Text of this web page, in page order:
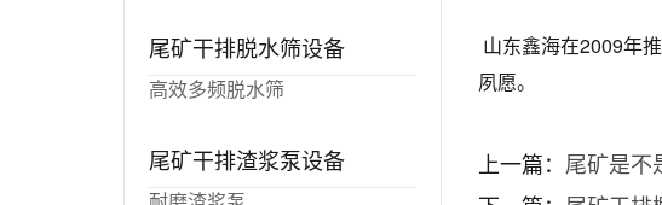
山东鑫海在2009年
夙愿。
上一篇： 尾矿是不
尾矿干排脱水筛设备
高效多频脱水筛
尾矿干排渣浆泵设备